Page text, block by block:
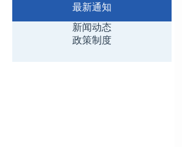
最新通知
新闻动态
政策制度